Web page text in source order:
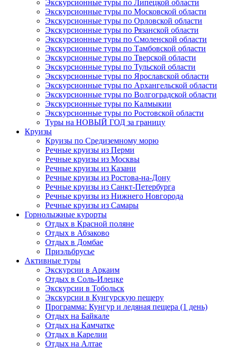
Экскурсионные туры по Липецкой области
Экскурсионные туры по Московской области
Экскурсионные туры по Орловской области
Экскурсионные туры по Рязанской области
Экскурсионные туры по Смоленской области
Экскурсионные туры по Тамбовской области
Экскурсионные туры по Тверской области
Экскурсионные туры по Тульской области
Экскурсионные туры по Ярославской области
Экскурсионные туры по Архангельской области
Экскурсионные туры по Волгоградской области
Экскурсионные туры по Калмыкии
Экскурсионные туры по Ростовской области
Туры на НОВЫЙ ГОД за границу
Круизы
Круизы по Средиземному морю
Речные круизы из Перми
Речные круизы из Москвы
Речные круизы из Казани
Речные круизы из Ростова-на-Дону
Речные круизы из Санкт-Петербурга
Речные круизы из Нижнего Новгорода
Речные круизы из Самары
Горнолыжные курорты
Отдых в Красной поляне
Отдых в Абзаково
Отдых в Домбае
Приэльбрусье
Активные туры
Экскурсии в Аркаим
Отдых в Соль-Илецке
Экскурсии в Тобольск
Экскурсии в Кунгурскую пещеру
Программа: Кунгур и ледяная пещера (1 день)
Отдых на Байкале
Отдых на Камчатке
Отдых в Карелии
Отдых на Алтае